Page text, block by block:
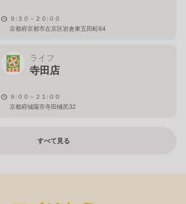
９:３０－２０:００
京都府京都市左京区岩倉東五田町64
ライフ
寺田店
９:００－２１:００
京都府城陽市寺田樋尻32
すべて見る